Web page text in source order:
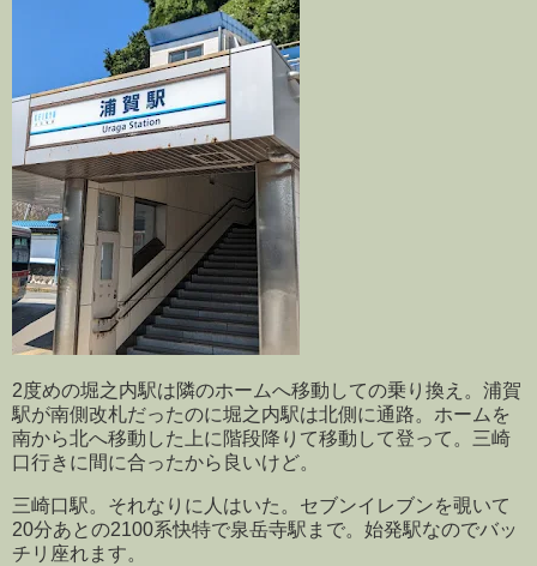
2度めの堀之内駅は隣のホームへ移動しての乗り換え。浦賀
駅が南側改札だったのに堀之内駅は北側に通路。ホームを
南から北へ移動した上に階段降りて移動して登って。三崎
口行きに間に合ったから良いけど。
三崎口駅。それなりに人はいた。セブンイレブンを覗いて
20分あとの2100系快特で泉岳寺駅まで。始発駅なのでバッ
チリ座れます。